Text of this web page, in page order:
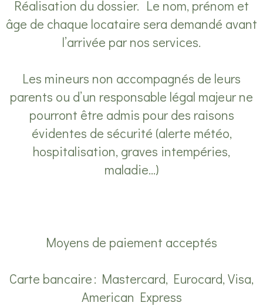
Réalisation du dossier. Le nom, prénom et
âge de chaque locataire sera demandé avant
l’arrivée par nos services.
Les mineurs non accompagnés de leurs
parents ou d’un responsable légal majeur ne
pourront être admis pour des raisons
évidentes de sécurité (alerte météo,
hospitalisation, graves intempéries,
maladie…)
Moyens de paiement acceptés
Carte bancaire : Mastercard, Eurocard, Visa,
American Express